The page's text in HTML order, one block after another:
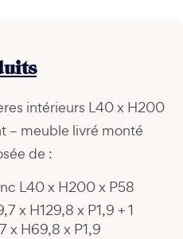
intérieurs L40 x H200
– meuble livré monté
de :
L40 x H200 x P58
x H129,8 x P1,9 + 1
x H69,8 x P1,9